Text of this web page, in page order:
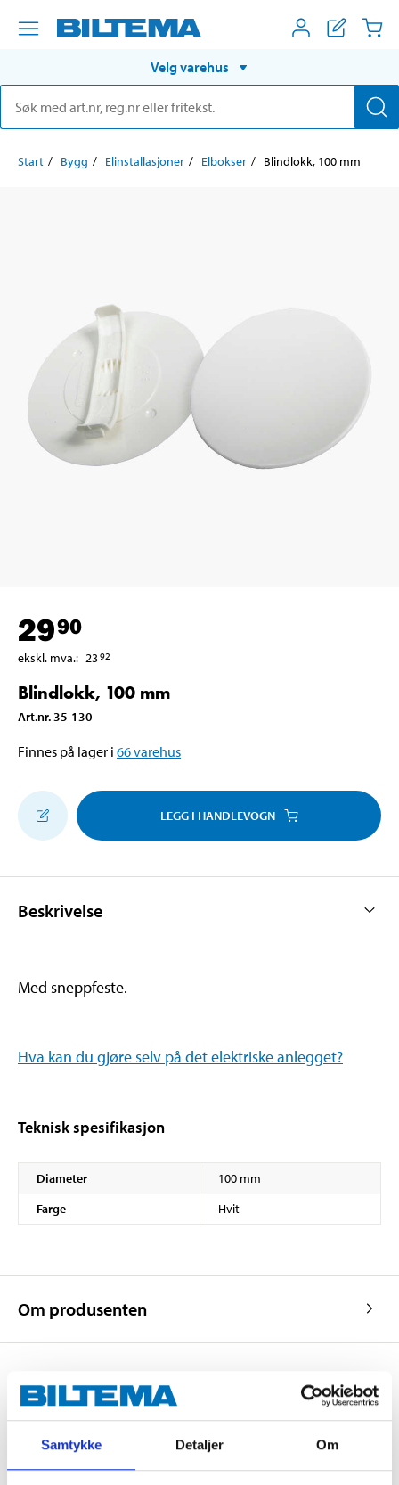
Samtykke Detaljer Om
Velg varehus
Start Bygg Elinstallasjoner Elbokser Blindlokk, 100 mm
2990
ekskl. mva.: 2392
Blindlokk, 100 mm
Art.nr. 35-130
Finnes på lager i 66varehus
LEGG I HANDLEVOGN
Beskrivelse
Med sneppfeste.
Hva kan du gjøre selv på det elektriske anlegget?
Teknisk spesifikasjon
Diameter
100 mm
Farge
Hvit
Om produsenten
Kjøp & Hent
Kjøp & Hent i ditt varehus.